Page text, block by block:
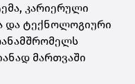
კარიერული
და ტექნოლოგიური
მართვაში